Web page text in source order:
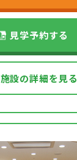
見学予約する
施設の詳細を見る